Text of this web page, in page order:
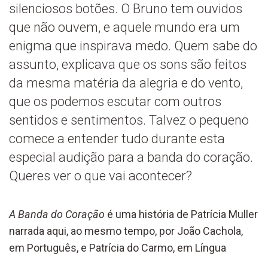
silenciosos botões. O Bruno tem ouvidos
que não ouvem, e aquele mundo era um
enigma que inspirava medo. Quem sabe do
assunto, explicava que os sons são feitos
da mesma matéria da alegria e do vento,
que os podemos escutar com outros
sentidos e sentimentos. Talvez o pequeno
comece a entender tudo durante esta
especial audição para a banda do coração.
Queres ver o que vai acontecer?
A Banda do Coração é uma história de Patrícia Muller
narrada aqui, ao mesmo tempo, por João Cachola,
em Português, e Patrícia do Carmo, em Língua